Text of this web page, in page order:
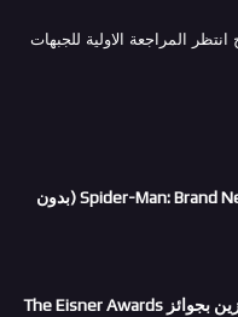
المراجعة الاولية للجبهات
مراجعة فلم Spider-Man: Brand New Day (بدون
اللائحة الكاملة للفائزين بجوائز The Eisner Awards